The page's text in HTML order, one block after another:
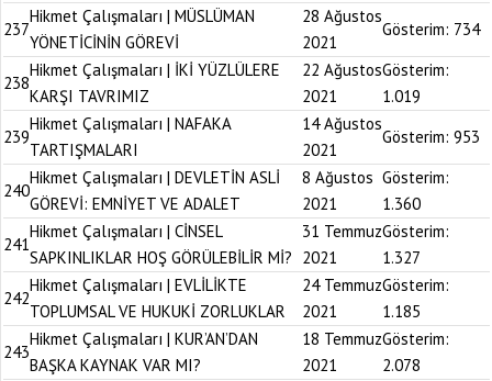
237
Hikmet Çalışmaları | MÜSLÜMAN
YÖNETİCİNİN GÖREVİ
28 Ağustos
2021
Gösterim: 734
238
Hikmet Çalışmaları | İKİ YÜZLÜLERE
KARŞI TAVRIMIZ
22 Ağustos
2021
Gösterim:
1.019
239
Hikmet Çalışmaları | NAFAKA
TARTIŞMALARI
14 Ağustos
2021
Gösterim: 953
240
Hikmet Çalışmaları | DEVLETİN ASLİ
GÖREVİ: EMNİYET VE ADALET
8 Ağustos
2021
Gösterim:
1.360
241
Hikmet Çalışmaları | CİNSEL
SAPKINLIKLAR HOŞ GÖRÜLEBİLİR Mİ?
31 Temmuz
2021
Gösterim:
1.327
242
Hikmet Çalışmaları | EVLİLİKTE
TOPLUMSAL VE HUKUKİ ZORLUKLAR
24 Temmuz
2021
Gösterim:
1.185
243
Hikmet Çalışmaları | KUR’AN’DAN
BAŞKA KAYNAK VAR MI?
18 Temmuz
2021
Gösterim:
2.078